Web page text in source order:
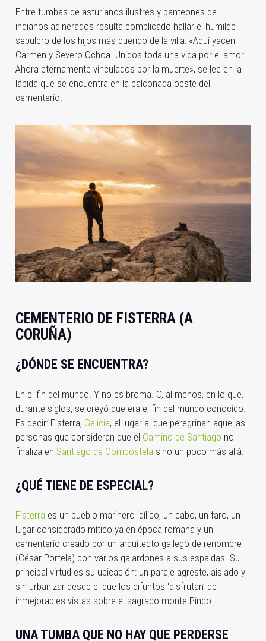
Entre tumbas de asturianos ilustres y panteones de
indianos adinerados resulta complicado hallar el humilde
sepulcro de los hijos más querido de la villa: «Aquí yacen
Carmen y Severo Ochoa. Unidos toda una vida por el amor.
Ahora eternamente vinculados por la muerte», se lee en la
lápida que se encuentra en la balconada oeste del
cementerio.
CEMENTERIO DE FISTERRA (A
CORUÑA)
¿DÓNDE SE ENCUENTRA?
En el fin del mundo. Y no es broma. O, al menos, en lo que,
durante siglos, se creyó que era el fin del mundo conocido.
Es decir: Fisterra, Galicia, el lugar al que peregrinan aquellas
personas que consideran que el Camino de Santiago no
finaliza en Santiago de Compostela sino un poco más allá.
¿QUÉ TIENE DE ESPECIAL?
Fisterra es un pueblo marinero idílico, un cabo, un faro, un
lugar considerado mítico ya en época romana y un
cementerio creado por un arquitecto gallego de renombre
(César Portela) con varios galardones a sus espaldas. Su
principal virtud es su ubicación: un paraje agreste, aislado y
sin urbanizar desde el que los difuntos ‘disfrutan’ de
inmejorables vistas sobre el sagrado monte Pindo.
UNA TUMBA QUE NO HAY QUE PERDERSE